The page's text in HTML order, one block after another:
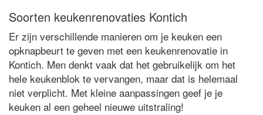
Soorten keukenrenovaties Kontich
Er zijn verschillende manieren om je keuken een
opknapbeurt te geven met een keukenrenovatie in
Kontich. Men denkt vaak dat het gebruikelijk om het
hele keukenblok te vervangen, maar dat is helemaal
niet verplicht. Met kleine aanpassingen geef je je
keuken al een geheel nieuwe uitstraling!